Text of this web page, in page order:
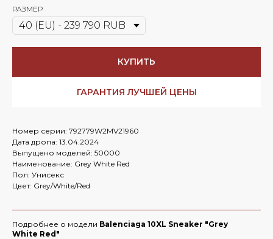
РАЗМЕР
КУПИТЬ
ГАРАНТИЯ ЛУЧШЕЙ ЦЕНЫ
Номер серии: 792779W2MV21960
Дата дропа: 13.04.2024
Выпущено моделей: 50000
Наименование: Grey White Red
Пол: Унисекс
Цвет: Grey/White/Red
Подробнее о модели Balenciaga 10XL Sneaker "Grey
White Red"